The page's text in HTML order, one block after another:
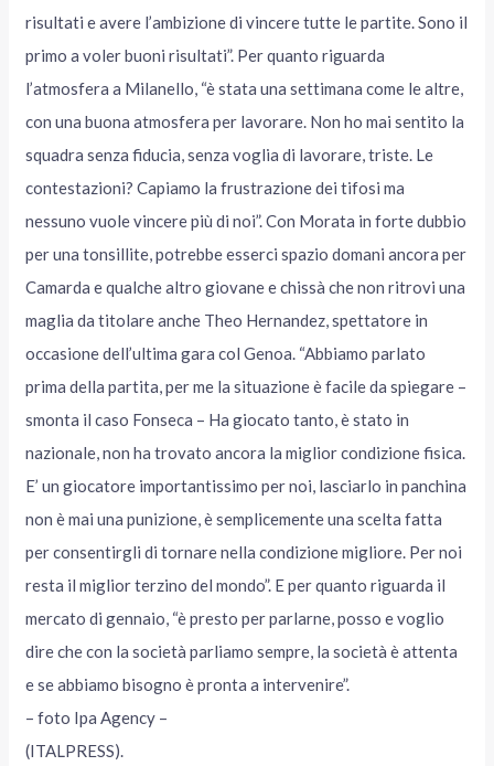
risultati e avere l’ambizione di vincere tutte le partite. Sono il
primo a voler buoni risultati”. Per quanto riguarda
l’atmosfera a Milanello, “è stata una settimana come le altre,
con una buona atmosfera per lavorare. Non ho mai sentito la
squadra senza fiducia, senza voglia di lavorare, triste. Le
contestazioni? Capiamo la frustrazione dei tifosi ma
nessuno vuole vincere più di noi”. Con Morata in forte dubbio
per una tonsillite, potrebbe esserci spazio domani ancora per
Camarda e qualche altro giovane e chissà che non ritrovi una
maglia da titolare anche Theo Hernandez, spettatore in
occasione dell’ultima gara col Genoa. “Abbiamo parlato
prima della partita, per me la situazione è facile da spiegare –
smonta il caso Fonseca – Ha giocato tanto, è stato in
nazionale, non ha trovato ancora la miglior condizione fisica.
E’ un giocatore importantissimo per noi, lasciarlo in panchina
non è mai una punizione, è semplicemente una scelta fatta
per consentirgli di tornare nella condizione migliore. Per noi
resta il miglior terzino del mondo”. E per quanto riguarda il
mercato di gennaio, “è presto per parlarne, posso e voglio
dire che con la società parliamo sempre, la società è attenta
e se abbiamo bisogno è pronta a intervenire”.
– foto Ipa Agency –
(ITALPRESS).